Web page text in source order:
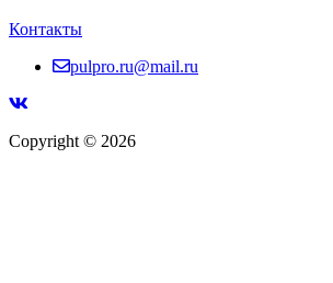
Контакты
pulpro.ru@mail.ru
Copyright © 2026